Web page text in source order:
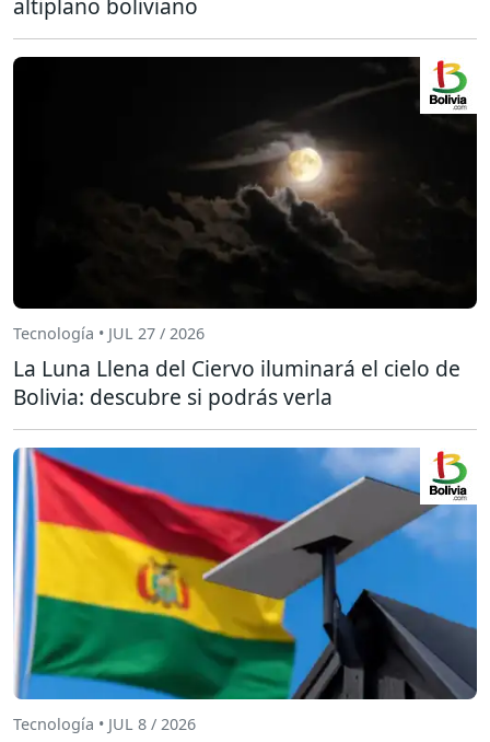
Tecnología • JUL 27 / 2026
La Luna Llena del Ciervo iluminará el cielo de
Bolivia: descubre si podrás verla
Tecnología • JUL 8 / 2026